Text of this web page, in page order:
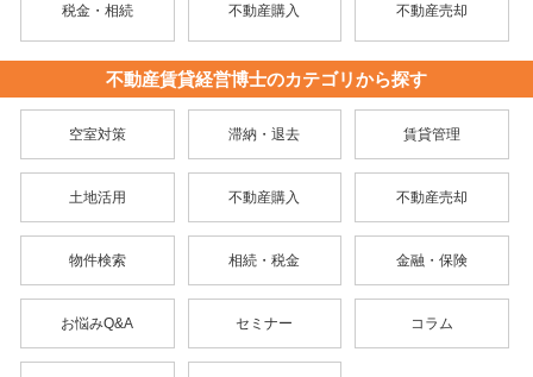
税金・相続 不動産購入 不動産売却
不動産賃貸経営博士のカテゴリから探す
空室対策 滞納・退去 賃貸管理
土地活用 不動産購入 不動産売却
物件検索 相続・税金 金融・保険
お悩みQ&A セミナー コラム